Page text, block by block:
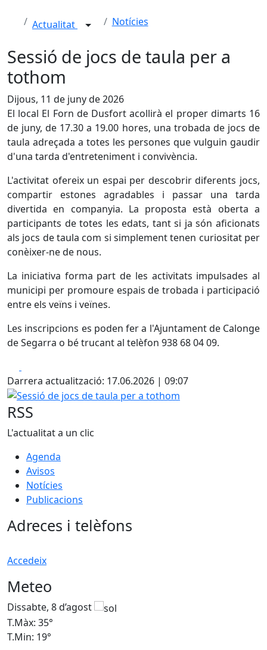
Actualitat Notícies
Sessió de jocs de taula per a
tothom
Dijous, 11 de juny de 2026
El local El Forn de Dusfort acollirà el proper dimarts 16
de juny, de 17.30 a 19.00 hores, una trobada de jocs de
taula adreçada a totes les persones que vulguin gaudir
d'una tarda d'entreteniment i convivència.
L'activitat ofereix un espai per descobrir diferents jocs,
compartir estones agradables i passar una tarda
divertida en companyia. La proposta està oberta a
participants de totes les edats, tant si ja són aficionats
als jocs de taula com si simplement tenen curiositat per
conèixer-ne de nous.
La iniciativa forma part de les activitats impulsades al
municipi per promoure espais de trobada i participació
entre els veïns i veïnes.
Les inscripcions es poden fer a l'Ajuntament de Calonge
de Segarra o bé trucant al telèfon 938 68 04 09.
Darrera actualització: 17.06.2026 | 09:07
Sessió de jocs de taula per a tothom
RSS
L'actualitat a un clic
Agenda
Avisos
Notícies
Publicacions
Adreces i telèfons
Accedeix
Meteo
Dissabte, 8 d’agost
T.Màx: 35°
T.Min: 19°